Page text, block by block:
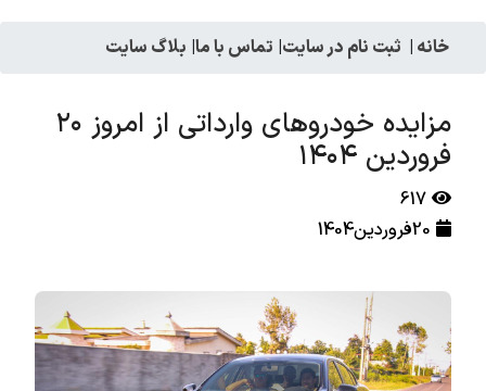
خانه | ثبت نام در سایت| تماس با ما| بلاگ سایت
مزایده خودروهای وارداتی از امروز ۲۰
فروردین ۱۴۰۴
617
20فروردین1404